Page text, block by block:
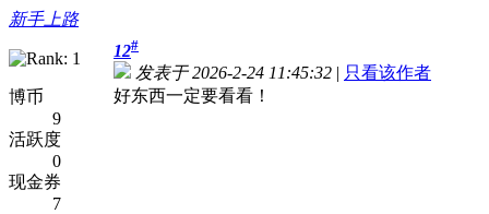
新手上路
博币
9
活跃度
0
现金券
7
12#
发表于 2026-2-24 11:45:32 | 只看该作者
好东西一定要看看！